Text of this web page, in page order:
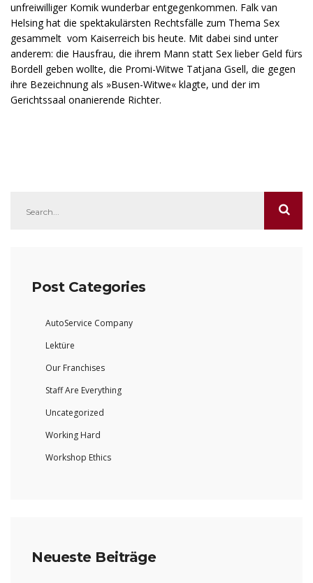
unfreiwilliger Komik wunderbar entgegenkommen. Falk van
Helsing hat die spektakulärsten Rechtsfälle zum Thema Sex
gesammelt  vom Kaiserreich bis heute. Mit dabei sind unter
anderem: die Hausfrau, die ihrem Mann statt Sex lieber Geld fürs
Bordell geben wollte, die Promi-Witwe Tatjana Gsell, die gegen
ihre Bezeichnung als »Busen-Witwe« klagte, und der im
Gerichtssaal onanierende Richter.
Post Categories
AutoService Company
Lektüre
Our Franchises
Staff Are Everything
Uncategorized
Working Hard
Workshop Ethics
Neueste Beiträge